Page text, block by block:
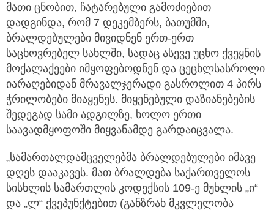
მათი ცნობით, ჩატარებული გამოძიებით
დადგინდა, რომ 7 დეკემბერს, ბათუმში,
ბრალდებულები მივიდნენ ერთ-ერთ
საცხოვრებელ სახლში, სადაც ასევე უცხო ქვეყნის
მოქალაქეები იმყოფებოდნენ და ცეცხლსასროლი
იარაღებიდან მრავალჯერადი გასროლით 4 პირს
ჭრილობები მიაყენეს. მიყენებული დაზიანებების
შედეგად სამი ადგილზე, ხოლო ერთი
საავადმყოფოში მიყვანამდე გარდაიცვალა.
„სამართალდამცველებმა ბრალდებულები იმავე
დღეს დააკავეს. მათ ბრალდება საქართველოს
სისხლის სამართლის კოდექსის 109-ე მუხლის „ი“
და „ლ“ ქვეპუნქტებით (განზრახ მკვლელობა